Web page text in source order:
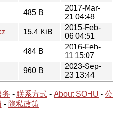
485 B
2017-Mar-
21 04:48
15.4 KiB
2015-Feb-
06 04:51
484 B
2016-Feb-
11 15:07
960 B
2023-Sep-
23 13:44
务 - 联系方式 - About SOHU - 公
- 隐私政策